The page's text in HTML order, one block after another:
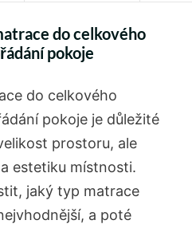
do celkového
pokoje
do celkového
‍pokoje je‍ důležité
‌prostoru, ale
estetiku místnosti.
jaký typ matrace
a poté